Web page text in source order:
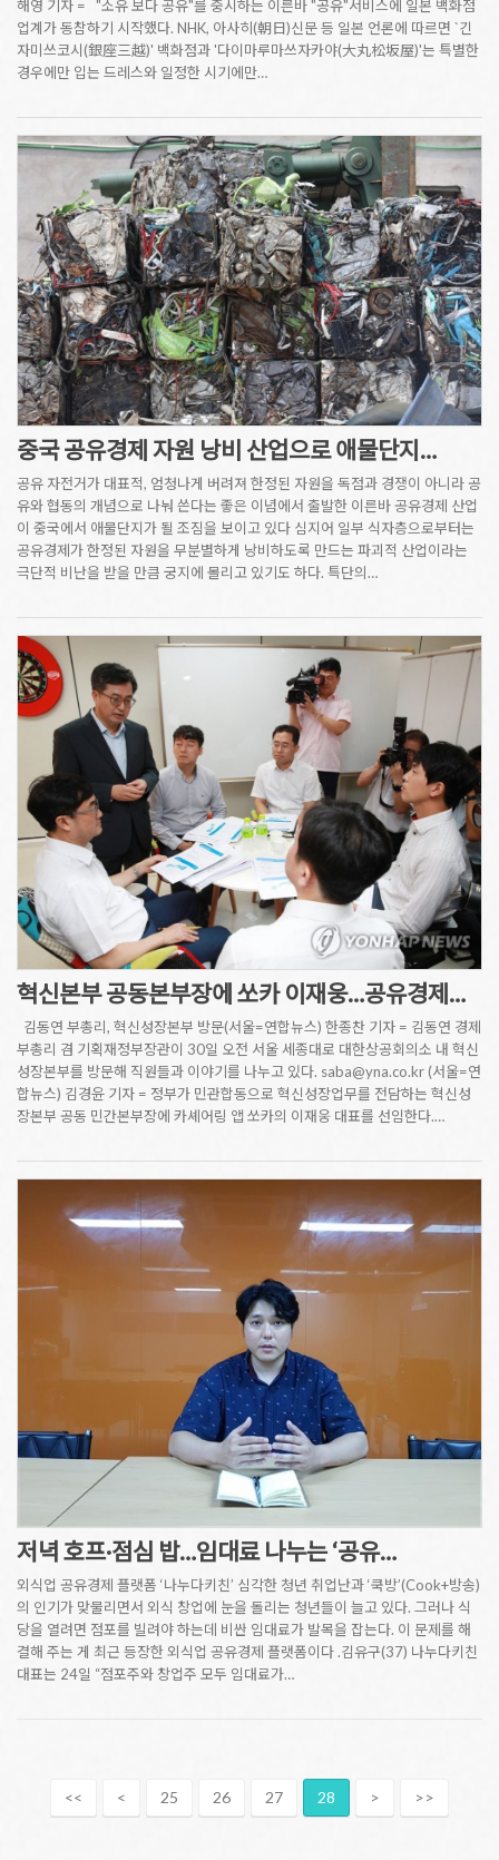
해영 기자 = "소유 보다 공유"를 중시하는 이른바 "공유"서비스에 일본 백화점
업계가 동참하기 시작했다. NHK, 아사히(朝日)신문 등 일본 언론에 따르면 `긴
자미쓰코시(銀座三越)' 백화점과 '다이마루마쓰자카야(大丸松坂屋)'는 특별한
경우에만 입는 드레스와 일정한 시기에만…
중국 공유경제 자원 낭비 산업으로 애물단지…
공유 자전거가 대표적, 엄청나게 버려져 한정된 자원을 독점과 경쟁이 아니라 공
유와 협동의 개념으로 나눠 쓴다는 좋은 이념에서 출발한 이른바 공유경제 산업
이 중국에서 애물단지가 될 조짐을 보이고 있다 심지어 일부 식자층으로부터는
공유경제가 한정된 자원을 무분별하게 낭비하도록 만드는 파괴적 산업이라는
극단적 비난을 받을 만큼 궁지에 몰리고 있기도 하다. 특단의…
혁신본부 공동본부장에 쏘카 이재웅…공유경제…
김동연 부총리, 혁신성장본부 방문(서울=연합뉴스) 한종찬 기자 = 김동연 경제
부총리 겸 기획재정부장관이 30일 오전 서울 세종대로 대한상공회의소 내 혁신
성장본부를 방문해 직원들과 이야기를 나누고 있다. saba@yna.co.kr (서울=연
합뉴스) 김경윤 기자 = 정부가 민관합동으로 혁신성장업무를 전담하는 혁신성
장본부 공동 민간본부장에 카셰어링 앱 쏘카의 이재웅 대표를 선임한다.…
저녁 호프·점심 밥…임대료 나누는 ‘공유…
외식업 공유경제 플랫폼 ‘나누다키친’ 심각한 청년 취업난과 ‘쿡방’(Cook+방송)
의 인기가 맞물리면서 외식 창업에 눈을 돌리는 청년들이 늘고 있다. 그러나 식
당을 열려면 점포를 빌려야 하는데 비싼 임대료가 발목을 잡는다. 이 문제를 해
결해 주는 게 최근 등장한 외식업 공유경제 플랫폼이다 .김유구(37) 나누다키친
대표는 24일 “점포주와 창업주 모두 임대료가…
<< < 25 26 27 28 > >>